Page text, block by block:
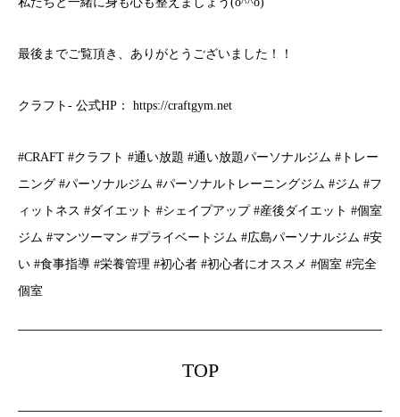
最後までご覧頂き、ありがとうございました！！
クラフト- 公式HP： https://craftgym.net
#CRAFT #クラフト #通い放題 #通い放題パーソナルジム #トレー
ニング #パーソナルジム #パーソナルトレーニングジム #ジム #フ
ィットネス #ダイエット #シェイプアップ #産後ダイエット #個室
ジム #マンツーマン #プライベートジム #広島パーソナルジム #安
い #食事指導 #栄養管理 #初心者 #初心者にオススメ #個室 #完全
個室
TOP